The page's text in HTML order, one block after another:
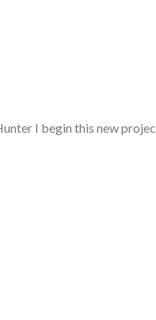
I begin this new